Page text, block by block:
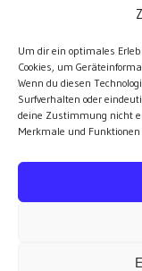
Um dir ein optimales
Cookies, um
Wenn du diesen
Surfverhalten oder
deine Zustimmung nicht
Merkmale und
2026.07.10
2026.07.30
2026.07.24